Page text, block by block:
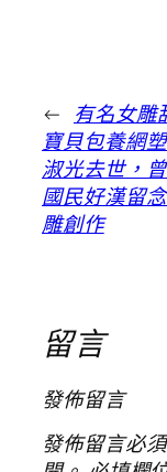
← 有名女雕
寶貝包養網
淑光去世，
國民好漢留
雕創作
留言
發佈留言
發佈留言必